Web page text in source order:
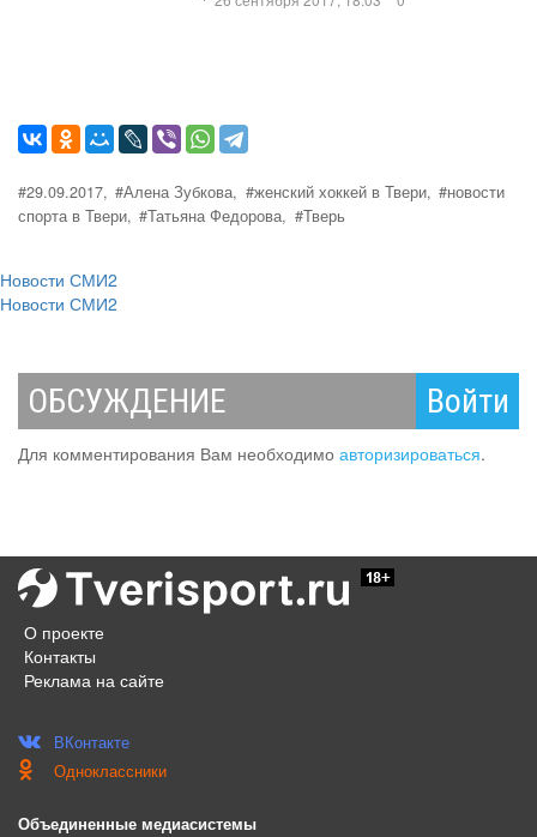
#29.09.2017, #Алена Зубкова, #женский хоккей в Твери, #новости
спорта в Твери, #Татьяна Федорова, #Тверь
Новости СМИ2
Новости СМИ2
ОБСУЖДЕНИЕ Войти
Для комментирования Вам необходимо авторизироваться.
О проекте
Контакты
Реклама на сайте
ВКонтакте
Одноклассники
Объединенные медиасистемы